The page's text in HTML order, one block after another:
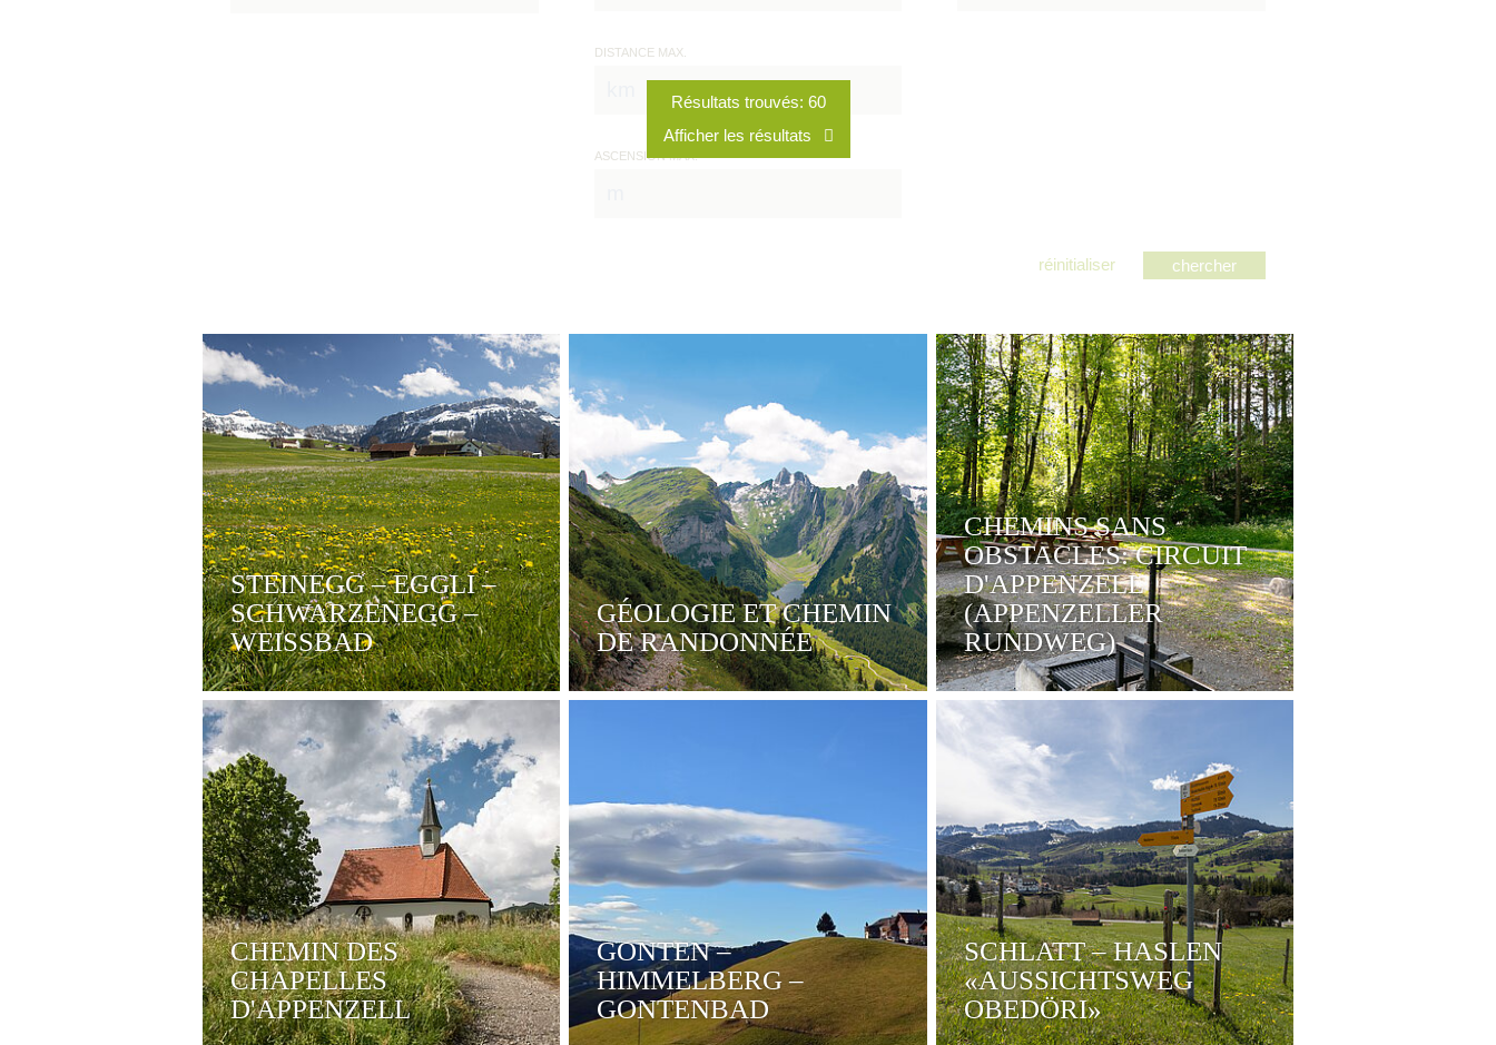
DISTANCE MAX.
ASCENSION MAX.
réinitialiser
STEINEGG – EGGLI –
SCHWARZENEGG –
WEISSBAD
GÉOLOGIE ET CHEMIN
DE RANDONNÉE
CHEMINS SANS
OBSTACLES: CIRCUIT
D'APPENZELL
(APPENZELLER
RUNDWEG)
CHEMIN DES
CHAPELLES
D'APPENZELL
GONTEN –
HIMMELBERG –
GONTENBAD
SCHLATT – HASLEN
«AUSSICHTSWEG
OBEDÖRI»